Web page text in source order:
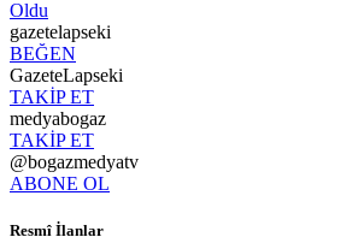
Oldu
gazetelapseki
BEĞEN
GazeteLapseki
TAKİP ET
medyabogaz
TAKİP ET
@bogazmedyatv
ABONE OL
Resmî İlanlar